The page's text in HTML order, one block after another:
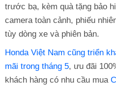
trước bạ, kèm quà tặng bảo
camera toàn cảnh, phiếu
tùy dòng xe và phiên bản.
Honda Việt Nam cũng triển
mãi trong tháng 5, ưu đãi
khách hàng có nhu cầu mua